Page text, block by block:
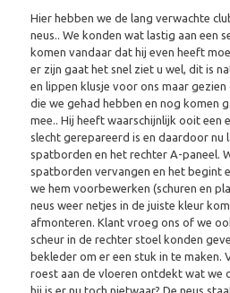
Hier hebben we de lang verwachte
neus.. We konden wat lastig aan een
komen vandaar dat hij even heeft
er zijn gaat het snel ziet u wel, dit is
en lippen klusje voor ons maar
die we gehad hebben en nog komen
mee.. Hij heeft waarschijnlijk ooit een
slecht gerepareerd is en daardoor nu
spatborden en het rechter A-paneel.
spatborden vervangen en het begint
we hem voorbewerken (schuren en
neus weer netjes in de juiste kleur
afmonteren. Klant vroeg ons of we
scheur in de rechter stoel konden
bekleder om er een stuk in te maken.
roest aan de vloeren ontdekt wat we